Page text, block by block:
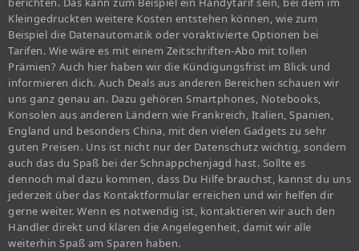
Kleingedruckten weitere Kosten entstehen können, wie zum
Beispiel die Datenautomatik oder voraktivierte Optionen bei
Tarifen. Wie wäre es mit einem Zeitschriften-Abo mit tollen
Prämien? Auch hier haben wir die Kündigungsfrist im Blick und
informieren dich. Auch Deals aus anderen Bereichen schauen wir
uns ganz genau an. Dazu gehören Smartphones, Notebooks,
Konsolen aus anderen Ländern wie Frankreich, Italien, Spanien,
England und besonders China, mit den vielen Gadgets zu sehr
guten Preisen. Uns ist nicht nur der Datenschutz wichtig, sondern
auch das du Spaß bei der Schnäppchenjagd hast. Sollte es
dennoch mal dazu kommen, dass Du Hilfe brauchst, kannst du uns
jederzeit über das Kontaktformular erreichen und wir helfen dir
gerne weiter. Wenn es notwendig ist, kontaktieren wir auch den
Händler direkt und klären die Angelegenheit, damit wir alle
weiterhin Spaß am Sparen haben.